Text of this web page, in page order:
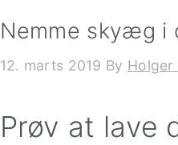
Nemme skyæg i
12. marts 2019 By Holger
Prøv at